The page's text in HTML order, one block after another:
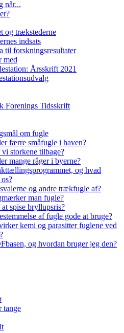
når...
og trækstederne
indsats
til forskningsresultater
med
Årsskrift 2021
Forenings Tidsskrift
om fugle
færre småfugle i haven?
storkene tilbage?
mange råger i byerne?
og hvad
og andre trækfugle af?
man fugle?
spise bryllupsris?
af fugle gode at bruge?
kemi og parasitter fuglene ved
og hvordan bruger jeg den?
tange